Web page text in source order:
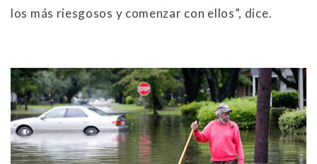
los más riesgosos y comenzar con ellos”, dice.